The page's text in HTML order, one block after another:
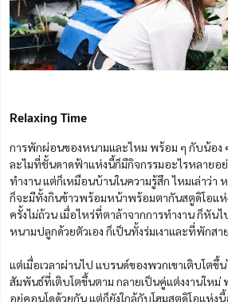
Relaxing Time
การพักผ่อนของหนามและไหม พร้อม ๆ กับน้อง
ละไมที่ชั้นดาดฟ้าแห่งนี้ก็มีกิจกรรมอะไรหลายอ
ทำงาน แต่ก็เหมือนบ้านในความรู้สึก ไหมเล่าว่า
ก็จะมีทั้งกินข้าวพร้อมหน้าพร้อมตากันสตูดิโอแ
ครั้งไม่ถ้วน เมื่อไหร่ที่ตาล้าจากการทำงาน ก็หัน
หนามปลูกด้วยตัวเอง ก็เป็นทั้งร่มเงาและที่พักสา
แต่เมื่อเวลาผ่านไป แบรนด์ของพวกเขาเติบโตขึ้
สัมพันธ์ที่เติบโตขึ้นตาม กลายเป็นคู่แต่งงานใหม่
อยู่คอนโดด้วยกัน แต่ก็ยังใกล้กับโฮมสตูดิโอแห่ง